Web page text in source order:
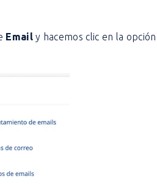
Emaily hacemos clic en la opción